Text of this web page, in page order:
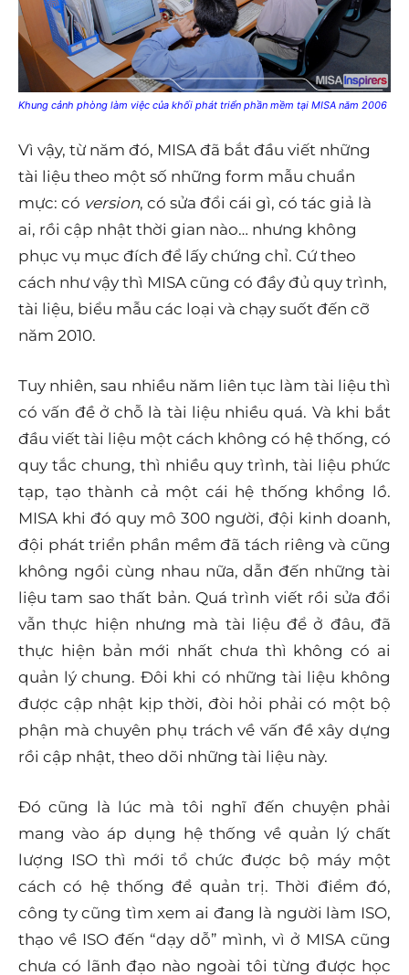
Khung cảnh phòng làm việc của khối phát triển phần mềm tại MISA năm 2006
Vì vậy, từ năm đó, MISA đã bắt đầu viết những
tài liệu theo một số những form mẫu chuẩn
mực: có version, có sửa đổi cái gì, có tác giả là
ai, rồi cập nhật thời gian nào… nhưng không
phục vụ mục đích để lấy chứng chỉ. Cứ theo
cách như vậy thì MISA cũng có đầy đủ quy trình,
tài liệu, biểu mẫu các loại và chạy suốt đến cỡ
năm 2010.
Tuy nhiên, sau nhiều năm liên tục làm tài liệu thì
có vấn đề ở chỗ là tài liệu nhiều quá. Và khi bắt
đầu viết tài liệu một cách không có hệ thống, có
quy tắc chung, thì nhiều quy trình, tài liệu phức
tạp, tạo thành cả một cái hệ thống khổng lồ.
MISA khi đó quy mô 300 người, đội kinh doanh,
đội phát triển phần mềm đã tách riêng và cũng
không ngồi cùng nhau nữa, dẫn đến những tài
liệu tam sao thất bản. Quá trình viết rồi sửa đổi
vẫn thực hiện nhưng mà tài liệu để ở đâu, đã
thực hiện bản mới nhất chưa thì không có ai
quản lý chung. Đôi khi có những tài liệu không
được cập nhật kịp thời, đòi hỏi phải có một bộ
phận mà chuyên phụ trách về vấn đề xây dựng
rồi cập nhật, theo dõi những tài liệu này.
Đó cũng là lúc mà tôi nghĩ đến chuyện phải
mang vào áp dụng hệ thống về quản lý chất
lượng ISO thì mới tổ chức được bộ máy một
cách có hệ thống để quản trị. Thời điểm đó,
công ty cũng tìm xem ai đang là người làm ISO,
thạo về ISO đến “dạy dỗ” mình, vì ở MISA cũng
chưa có lãnh đạo nào ngoài tôi từng được học